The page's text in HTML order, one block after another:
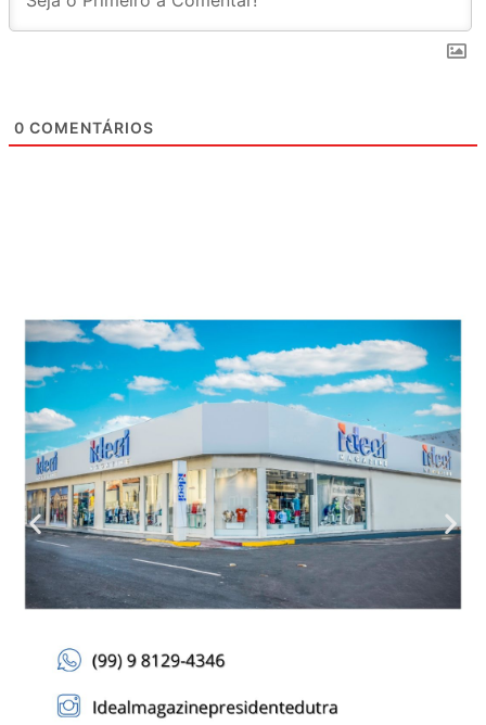
0 COMENTÁRIOS